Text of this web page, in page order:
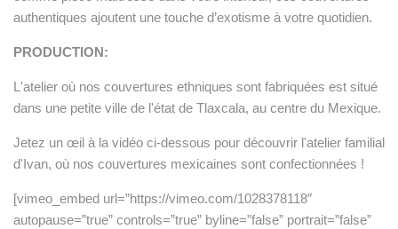
authentiques ajoutent une touche d’exotisme à votre quotidien.
PRODUCTION:
L'atelier où nos couvertures ethniques sont fabriquées est situé
dans une petite ville de l'état de Tlaxcala, au centre du Mexique.
Jetez un œil à la vidéo ci-dessous pour découvrir l'atelier familial
d'Ivan, où nos couvertures mexicaines sont confectionnées !
[vimeo_embed url=”https://vimeo.com/1028378118″
autopause=”true” controls=”true” byline=”false” portrait=”false”